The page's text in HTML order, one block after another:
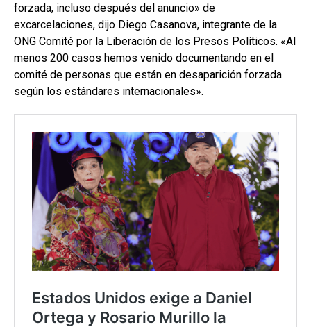
forzada, incluso después del anuncio» de
excarcelaciones, dijo Diego Casanova, integrante de la
ONG Comité por la Liberación de los Presos Políticos. «Al
menos 200 casos hemos venido documentando en el
comité de personas que están en desaparición forzada
según los estándares internacionales».